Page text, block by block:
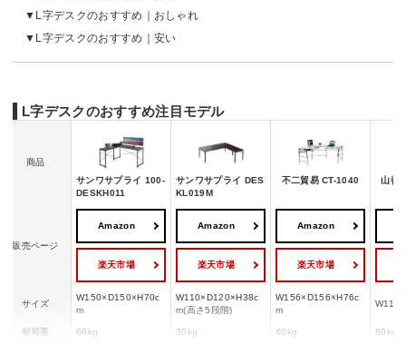
L字デスクのおすすめ｜おしゃれ
L字デスクのおすすめ｜安い
L字デスクのおすすめ注目モデル
商品
サンワサプライ 100-
DESKH011
サンワサプライ DES
KL019M
不二貿易 CT-1040 山善
販売ページ
Amazon
楽天市場
Amazon
楽天市場
Amazon
楽天市場
サイズ
W150×D150×H70c
m
W110×D120×H38c
m(高さ5段階)
W156×D156×H76c
m
耐荷重 60kg 30kg 40kg 60kg